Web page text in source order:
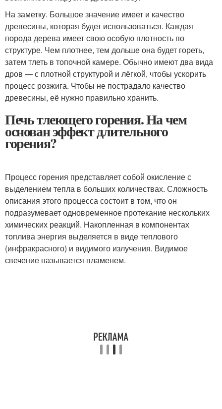
На заметку. Большое значение имеет и качество
древесины, которая будет использоваться. Каждая
порода дерева имеет свою особую плотность по
структуре. Чем плотнее, тем дольше она будет гореть,
затем тлеть в топочной камере. Обычно имеют два вида
дров — с плотной структурой и лёгкой, чтобы ускорить
процесс розжига. Чтобы не пострадало качество
древесины, её нужно правильно хранить.
Печь тлеющего горения. На чем
основан эффект длительного
горения?
Процесс горения представляет собой окисление с
выделением тепла в больших количествах. Сложность
описания этого процесса состоит в том, что он
подразумевает одновременное протекание нескольких
химических реакций. Накопленная в компонентах
топлива энергия выделяется в виде теплового
(инфракрасного) и видимого излучения. Видимое
свечение называется пламенем.